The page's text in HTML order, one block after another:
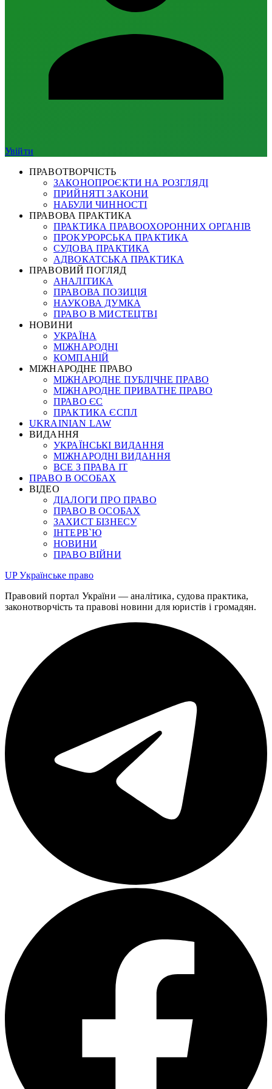
Увійти
ПРАВОТВОРЧІСТЬ
ЗАКОНОПРОЄКТИ НА РОЗГЛЯДІ
ПРИЙНЯТІ ЗАКОНИ
НАБУЛИ ЧИННОСТІ
ПРАВОВА ПРАКТИКА
ПРАКТИКА ПРАВООХОРОННИХ ОРГАНІВ
ПРОКУРОРСЬКА ПРАКТИКА
СУДОВА ПРАКТИКА
АДВОКАТСЬКА ПРАКТИКА
ПРАВОВИЙ ПОГЛЯД
АНАЛІТИКА
ПРАВОВА ПОЗИЦІЯ
НАУКОВА ДУМКА
ПРАВО В МИСТЕЦТВІ
НОВИНИ
УКРАЇНА
МІЖНАРОДНІ
КОМПАНІЙ
МІЖНАРОДНЕ ПРАВО
МІЖНАРОДНЕ ПУБЛІЧНЕ ПРАВО
МІЖНАРОДНЕ ПРИВАТНЕ ПРАВО
ПРАВО ЄС
ПРАКТИКА ЄСПЛ
UKRAINIAN LAW
ВИДАННЯ
УКРАЇНСЬКІ ВИДАННЯ
МІЖНАРОДНІ ВИДАННЯ
ВСЕ З ПРАВА ІТ
ПРАВО В ОСОБАХ
ВІДЕО
ДІАЛОГИ ПРО ПРАВО
ПРАВО В ОСОБАХ
ЗАХИСТ БІЗНЕСУ
ІНТЕРВ`Ю
НОВИНИ
ПРАВО ВІЙНИ
UPУкраїнське право
Правовий портал України — аналітика, судова практика,
законотворчість та правові новини для юристів і громадян.